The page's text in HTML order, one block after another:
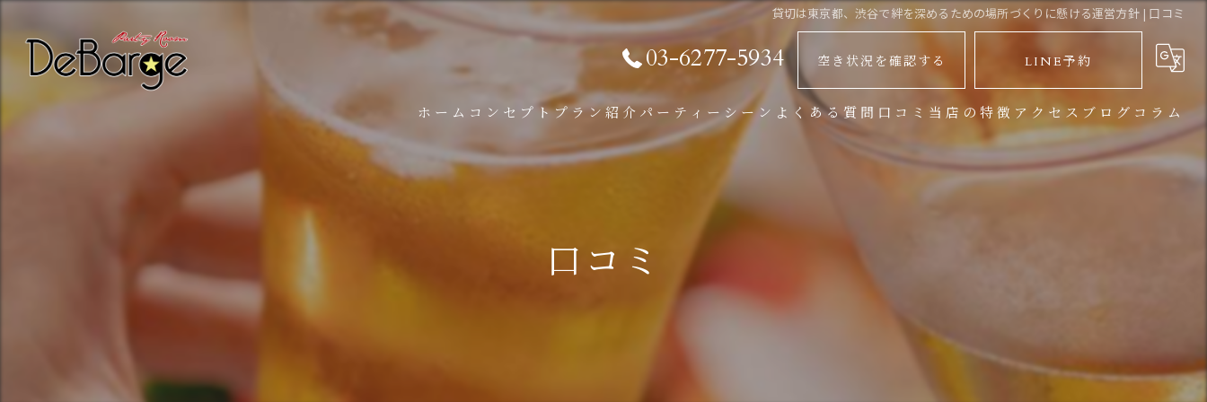
貸切は東京都、渋谷で絆を深めるための場所づくりに懸ける運営方針 | 口コミ
03-6277-5934 空き状況を確認する LINE予約
ホーム コンセプトプラン紹介
パーティープラン
学割プラン
パーティーシーン よくある質問 口コミ 当店の特徴
バーベキュー
大人数
アクセス
地下鉄からお越しのお客様
ブログ コラム
口コミ